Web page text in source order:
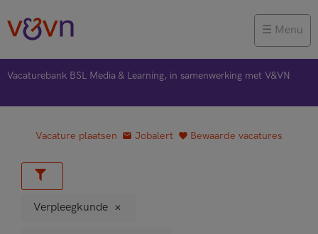
Menu
Vacaturebank BSL Media & Learning, in samenwerking met V&VN
Vacature plaatsen Jobalert Bewaarde vacatures
Verpleegkunde